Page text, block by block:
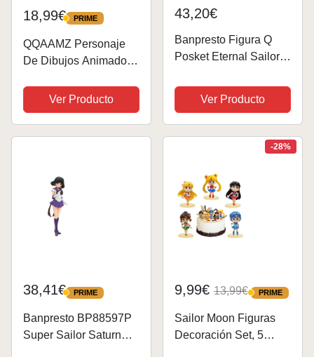
18,99€ PRIME
PRIME
QQAAMZ Personaje
De Dibujos Animados
Led Luz De Noche
Control Remoto/Táctil
Modo Dual Cute Moon
Ver Producto
43,20€
Banpresto Figura Q
Posket Eternal Sailor
Guardian Sailor Moon
Cosmos The Movie
(Ver.A) 14cm
BP88798P Multicolor
Ver Producto
38,41€ PRIME
PRIME
Banpresto BP88597P
Super Sailor Saturn
-28%
9,99€ 13,99€ PRIME
PRIME
Sailor Moon Figuras
Decoración Set, 5